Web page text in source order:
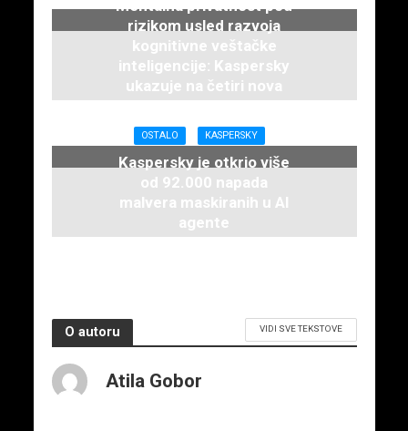
Mentalna privatnost pod
rizikom usled razvoja
kognitivne veštačke
inteligencije: Kaspersky
ukazuje na četiri nova
rizika
21. maja 2026.
OSTALO KASPERSKY
Kaspersky je otkrio više
od 92.000 napada
malvera maskiranih u AI
agente
O autoru VIDI SVE TEKSTOVE
Atila Gobor